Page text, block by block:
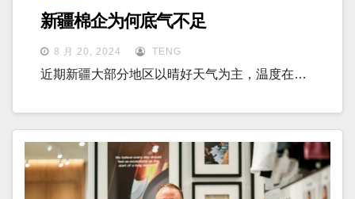
新疆棉企为何底气不足
8 月 20, 2024 TENG
近期新疆大部分地区以晴好天气为主，温度在…